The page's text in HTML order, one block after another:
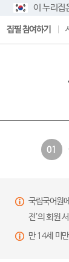
이 누리집
집필 참여하기
01
국립국어원
전’의 회원
만 14세 미